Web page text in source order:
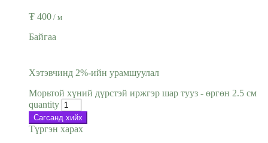
₮ 400 / м
Байгаа
Хэтэвчинд 2%-ийн урамшуулал
Морьтой хүний дүрстэй иржгэр шар тууз - өргөн 2.5 см
quantity
Сагсанд хийх
Түргэн харах